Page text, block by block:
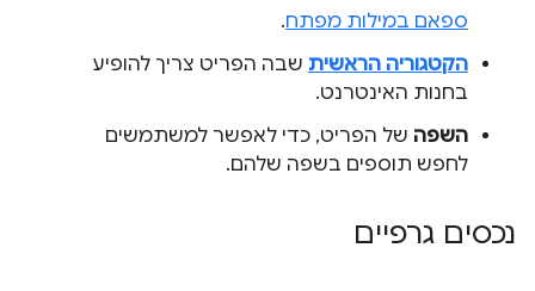
ספאם במילות מפתח.
הקטגוריה הראשית שבה הפריט צריך להופיע
בחנות האינטרנט.
השפה של הפריט, כדי לאפשר למשתמשים
לחפש תוספים בשפה שלהם.
נכסים גרפיים